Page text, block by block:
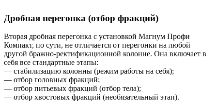
Дробная перегонка (отбор фракций)
Вторая дробная перегонка с установкой Магнум Профи
Компакт, по сути, не отличается от перегонки на любой
другой бражно-ректификационной колонне. Она включает в
себя все стандартные этапы:
— стабилизацию колонны (режим работы на себя);
— отбор головных фракций;
— отбор питьевых фракций (отбор тела);
— отбор хвостовых фракций (необязательный этап).